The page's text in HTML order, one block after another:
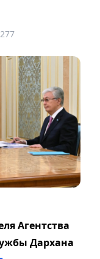
Агентства
Дархана